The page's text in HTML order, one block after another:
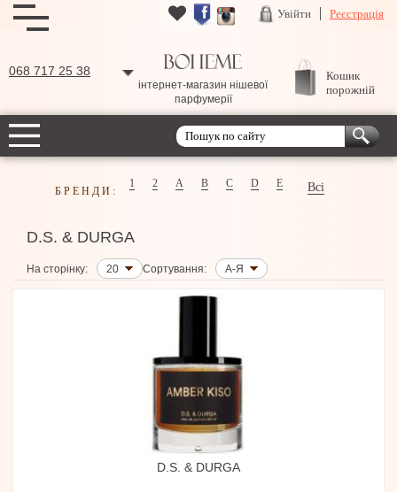
Увійти Реєстрація
068 717 25 38
інтернет-магазин нішевої
парфумерії
Кошик
порожній
БРЕНДИ:
1 2 A B C D E Всі
D.S. & DURGA
На сторінку: 20 Сортування: А-Я
D.S. & DURGA